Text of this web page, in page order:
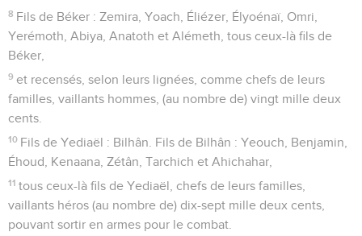
8 Fils de Béker : Zemira, Yoach, Éliézer, Élyoénaï, Omri,
Yerémoth, Abiya, Anatoth et Alémeth, tous ceux-là fils de
Béker,
9 et recensés, selon leurs lignées, comme chefs de leurs
familles, vaillants hommes, (au nombre de) vingt mille deux
cents.
10 Fils de Yediaël : Bilhân. Fils de Bilhân : Yeouch, Benjamin,
Éhoud, Kenaana, Zétân, Tarchich et Ahichahar,
11 tous ceux-là fils de Yediaël, chefs de leurs familles,
vaillants héros (au nombre de) dix-sept mille deux cents,
pouvant sortir en armes pour le combat.